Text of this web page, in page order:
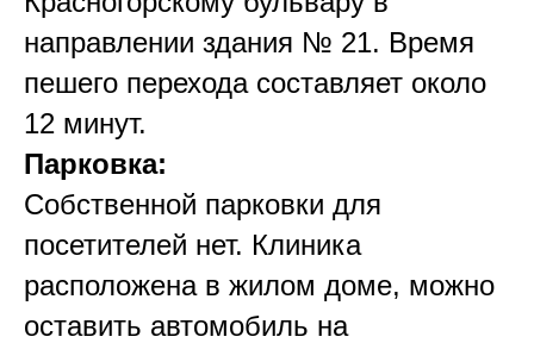
направлении здания № 21. Время
пешего перехода составляет около
12 минут.
Парковка:
Собственной парковки для
посетителей нет. Клиника
расположена в жилом доме, можно
оставить автомобиль на